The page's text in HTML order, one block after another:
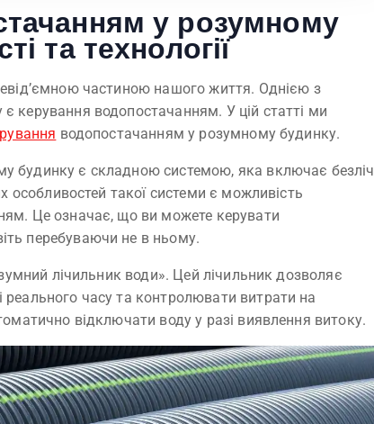
у розумному
та технології
частиною нашого життя. Однією з
керування водопостачанням. У цій статті ми
водопостачанням у розумному будинку.
будинку є складною системою, яка включає безліч
особливостей такої системи є можливість
Це означає, що ви можете керувати
перебуваючи не в ньому.
лічильник води». Цей лічильник дозволяє
часу та контролювати витрати на
відключати воду у разі виявлення витоку.